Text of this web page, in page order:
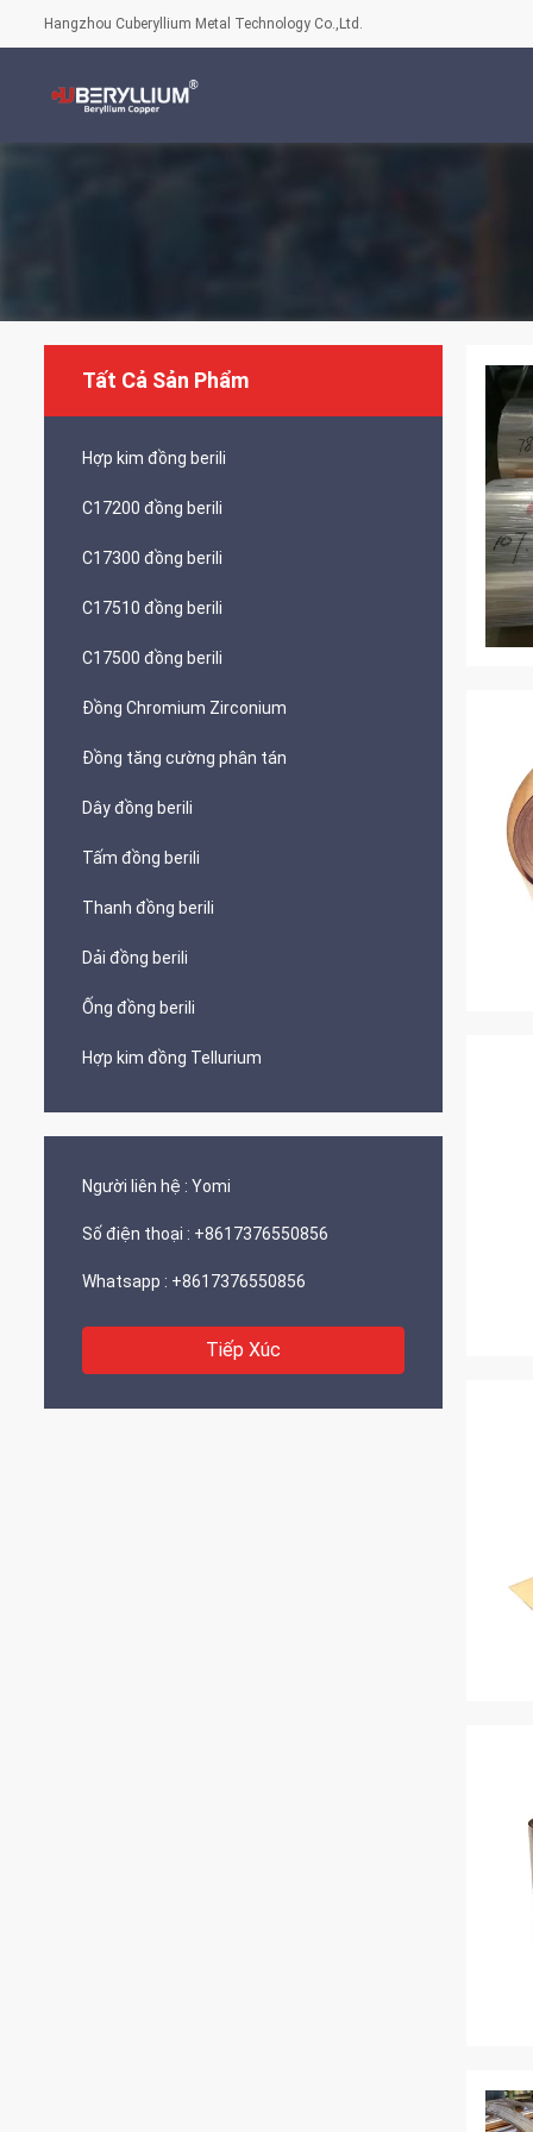
Hangzhou Cuberyllium Metal Technology Co.,Ltd.
Tất Cả Sản Phẩm
Hợp kim đồng berili
C17200 đồng berili
C17300 đồng berili
C17510 đồng berili
C17500 đồng berili
Đồng Chromium Zirconium
Đồng tăng cường phân tán
Dây đồng berili
Tấm đồng berili
Thanh đồng berili
Dải đồng berili
Ống đồng berili
Hợp kim đồng Tellurium
Người liên hệ : Yomi
Số điện thoại : +8617376550856
Whatsapp : +8617376550856
Tiếp Xúc